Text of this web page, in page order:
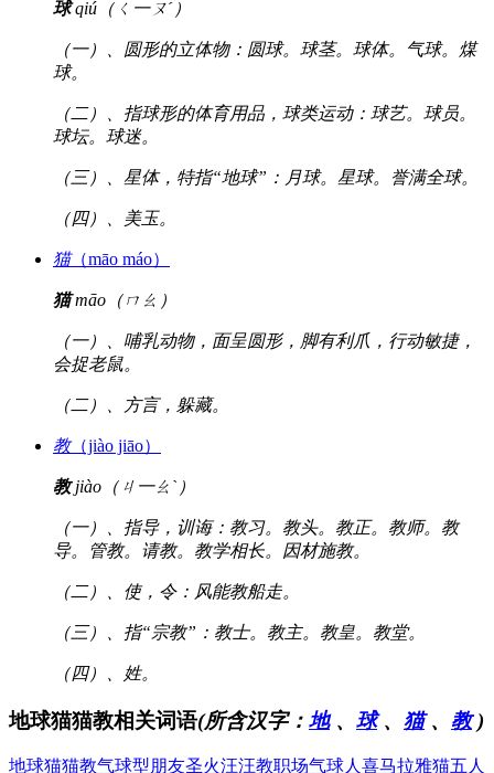
球qiú（ㄑ一ㄡˊ）
（一）、圆形的立体物：圆球。球茎。球体。气球。煤
球。
（二）、指球形的体育用品，球类运动：球艺。球员。
球坛。球迷。
（三）、星体，特指“地球”：月球。星球。誉满全球。
（四）、美玉。
猫（māo máo）
猫māo（ㄇㄠ）
（一）、哺乳动物，面呈圆形，脚有利爪，行动敏捷，
会捉老鼠。
（二）、方言，躲藏。
教（jiào jiāo）
教jiào（ㄐ一ㄠˋ）
（一）、指导，训诲：教习。教头。教正。教师。教
导。管教。请教。教学相长。因材施教。
（二）、使，令：风能教船走。
（三）、指“宗教”：教士。教主。教皇。教堂。
（四）、姓。
地球猫猫教相关词语(所含汉字： 地、 球、 猫、 教)
地球猫猫教气球型朋友圣火汪汪教职场气球人 喜马拉雅猫五人